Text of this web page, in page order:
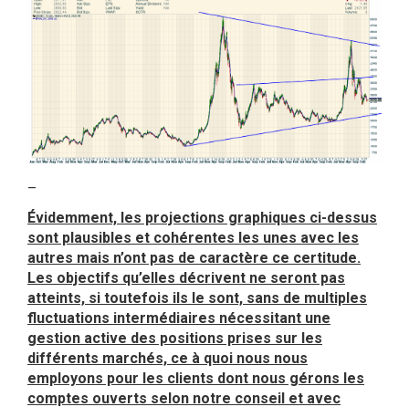
–
Évidemment, les projections graphiques ci-dessus
sont plausibles et cohérentes les unes avec les
autres mais n’ont pas de caractère ce certitude.
Les objectifs qu’elles décrivent ne seront pas
atteints, si toutefois ils le sont, sans de multiples
fluctuations intermédiaires nécessitant une
gestion active des positions prises sur les
différents marchés, ce à quoi nous nous
employons pour les clients dont nous gérons les
comptes ouverts selon notre conseil et avec